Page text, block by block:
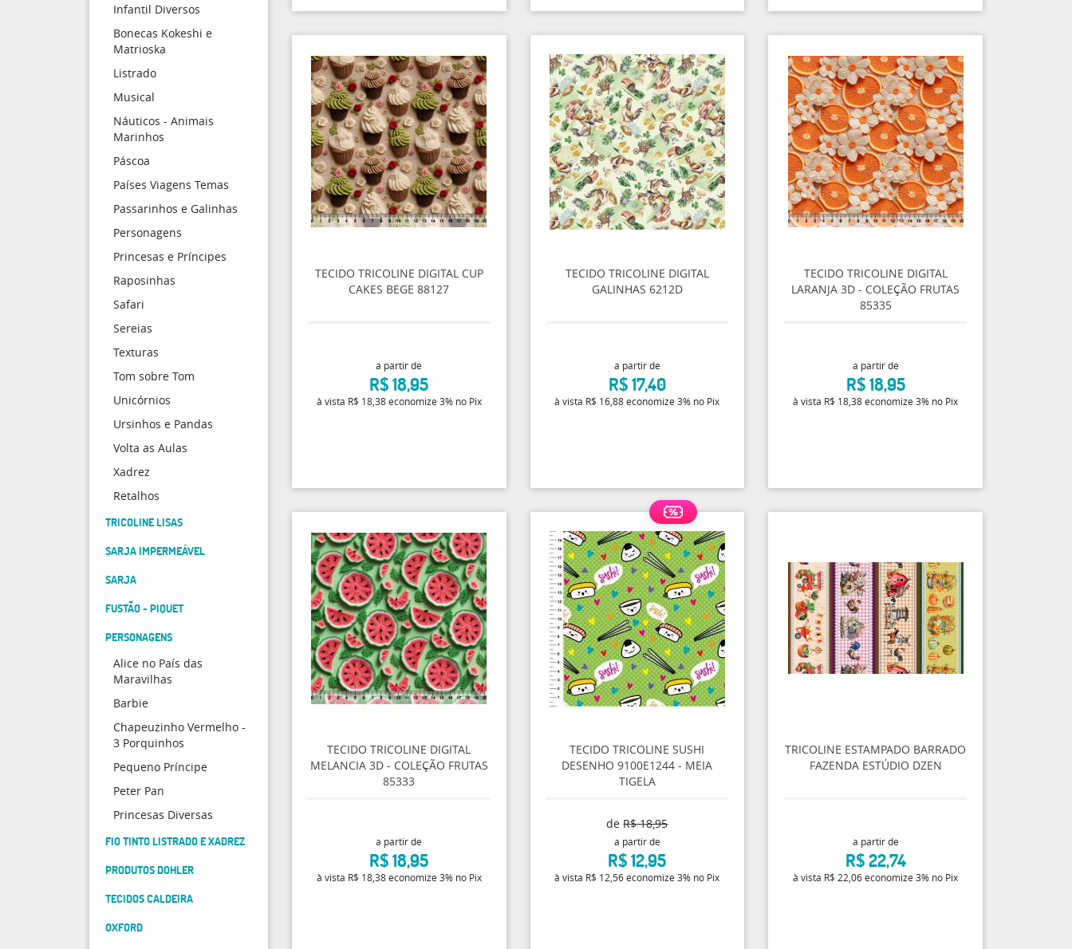
Infantil Diversos
Bonecas Kokeshi e
Matrioska
Listrado
Musical
Náuticos - Animais
Marinhos
Páscoa
Países Viagens Temas
Passarinhos e Galinhas
Personagens
Princesas e Príncipes
Raposinhas
Safari
Sereias
Texturas
Tom sobre Tom
Unicórnios
Ursinhos e Pandas
Volta as Aulas
Xadrez
Retalhos
TRICOLINE LISAS
SARJA IMPERMEÁVEL
SARJA
FUSTÃO - PIQUET
PERSONAGENS
Alice no País das
Maravilhas
Barbie
Chapeuzinho Vermelho -
3 Porquinhos
Pequeno Príncipe
Peter Pan
Princesas Diversas
FIO TINTO LISTRADO E XADREZ
PRODUTOS DOHLER
TECIDOS CALDEIRA
OXFORD
TECIDO TRICOLINE DIGITAL CUP
CAKES BEGE 88127
a partir de
R$ 18,95
à vista R$ 18,38economize 3% no Pix
TECIDO TRICOLINE DIGITAL
GALINHAS 6212D
a partir de
R$ 17,40
à vista R$ 16,88economize3% no Pix
TECIDO TRICOLINE DIGITAL
LARANJA 3D - COLEÇÃO FRUTAS
85335
a partir de
R$ 18,95
à vista R$ 18,38economize3% no Pix
TECIDO TRICOLINE DIGITAL
MELANCIA 3D - COLEÇÃO FRUTAS
85333
a partir de
R$ 18,95
à vista R$ 18,38economize 3% no Pix
TECIDO TRICOLINE SUSHI
DESENHO 9100E1244 - MEIA
TIGELA
de R$ 18,95
a partir de
R$ 12,95
à vista R$ 12,56economize3% no Pix
TRICOLINE ESTAMPADO BARRADO
FAZENDA ESTÚDIO DZEN
a partir de
R$ 22,74
à vista R$ 22,06economize3% no Pix